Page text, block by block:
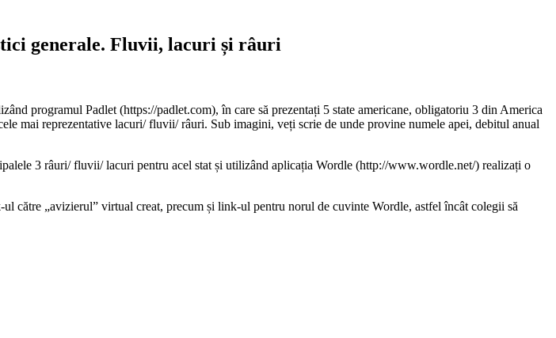
generale. Fluvii, lacuri și râuri
programul Padlet (https://padlet.com), în care să prezentați 5 state americane, obligatoriu 3 din America
mai reprezentative lacuri/ fluvii/ râuri. Sub imagini, veți scrie de unde provine numele apei, debitul anual
3 râuri/ fluvii/ lacuri pentru acel stat și utilizând aplicația Wordle (http://www.wordle.net/) realizați o
către „avizierul” virtual creat, precum și link-ul pentru norul de cuvinte Wordle, astfel încât colegii să